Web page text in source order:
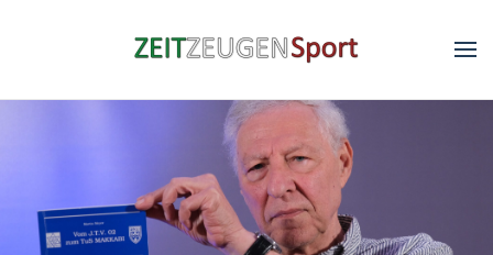
Skip to main content